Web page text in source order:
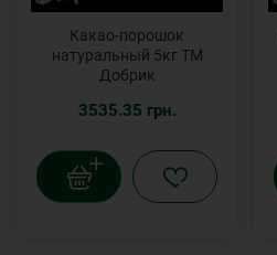
Какао-порошок
натуральный 5кг ТМ
Добрик
3535.35 грн.